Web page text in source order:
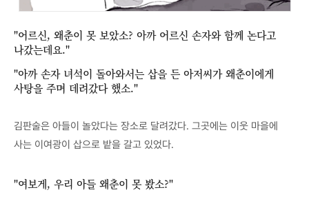
"어르신, 왜춘이 못 보았소? 아까 어르신 손자와 함께 논다고
나갔는데요."
"아까 손자 녀석이 돌아와서는 삽을 든 아저씨가 왜춘이에게
사탕을 주며 데려갔다 했소."
김판술은 아들이 놀았다는 장소로 달려갔다. 그곳에는 이웃 마을에
사는 이여광이 삽으로 밭을 갈고 있었다.
"여보게, 우리 아들 왜춘이 못 봤소?"